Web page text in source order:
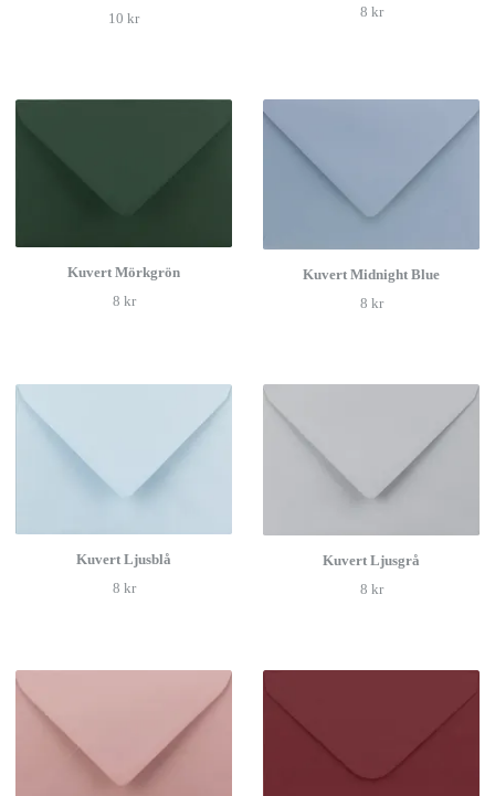
10 kr
8 kr
Kuvert Mörkgrön
8 kr
Kuvert Midnight Blue
8 kr
Kuvert Ljusblå
8 kr
Kuvert Ljusgrå
8 kr